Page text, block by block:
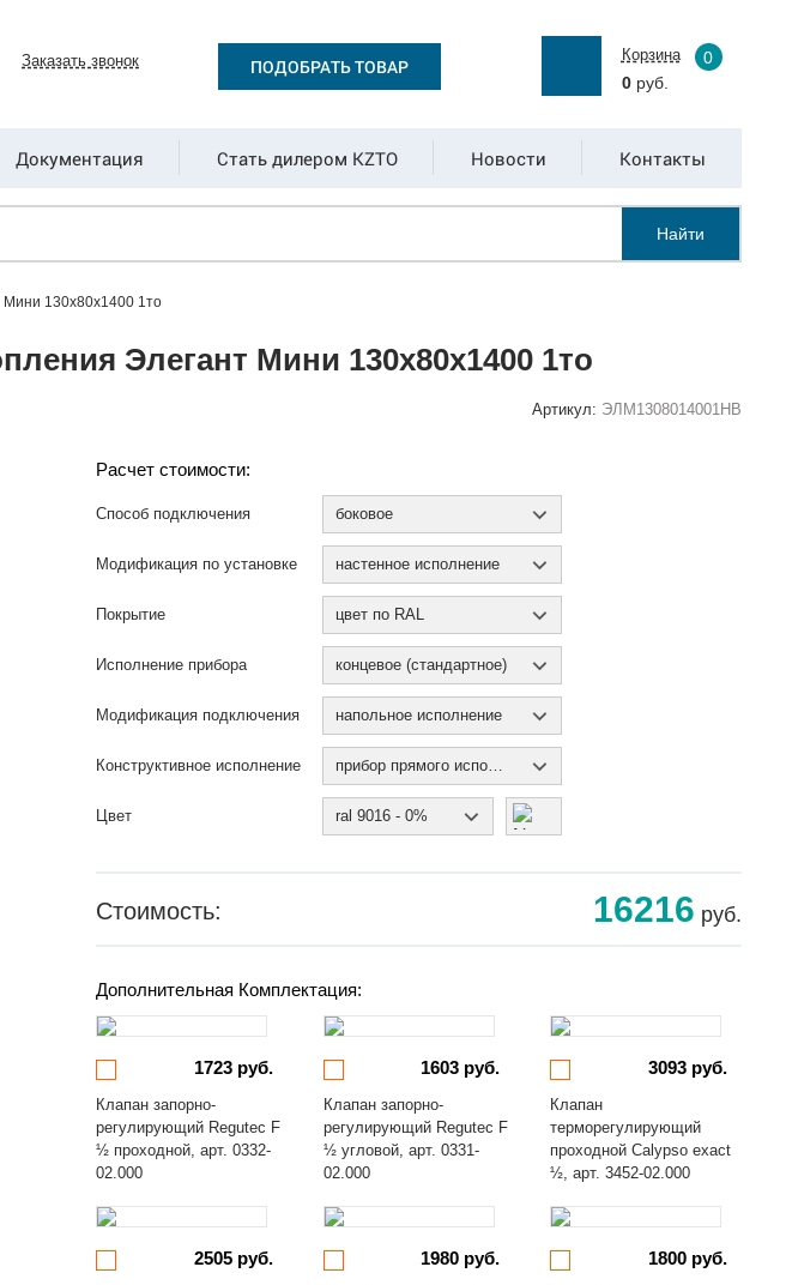
Заказать звонок ПОДОБРАТЬ ТОВАР
Корзина
0
0руб.
Документация Стать дилером KZTO Новости Контакты
Найти
Мини 130x80x1400 1то
Элегант Мини 130x80x1400 1то
Артикул: ЭЛМ1308014001НВ
Расчет стоимости:
Способ подключения боковое
Модификация по установке настенное исполнение
Покрытие цвет по RAL
Исполнение прибора концевое (стандартное)
Модификация подключения напольное исполнение
Конструктивное исполнение прибор прямого исполнения
Цвет ral 9016 - 0%
Стоимость: 16216 руб.
Дополнительная Комплектация:
1723 руб.
Клапан запорно-
регулирующий Regutec F
½ проходной, арт. 0332-
02.000
1603 руб.
Клапан запорно-
регулирующий Regutec F
½ угловой, арт. 0331-
02.000
3093 руб.
Клапан
терморегулирующий
проходной Calypso exact
½, арт. 3452-02.000
2505 руб. 1980 руб. 1800 руб.